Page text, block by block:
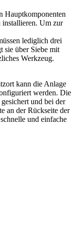
Hauptkomponenten
installieren. Um zur
lediglich drei
sie über Siebe mit
Werkzeug.
kann die Anlage
werden. Die
und bei der
an der Rückseite der
und einfache